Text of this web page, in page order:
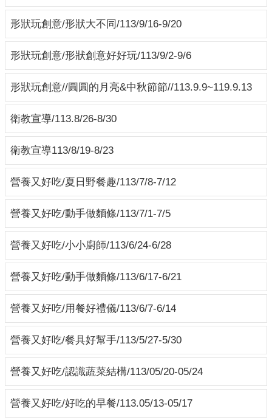
形狀玩創意/形狀大不同/113/9/16-9/20
形狀玩創意/形狀創意好好玩/113/9/2-9/6
形狀玩創意//圓圓的月亮&中秋節節//113.9.9~119.9.13
衛教宣導/113.8/26-8/30
衛教宣導113/8/19-8/23
營養又好吃/夏日野餐趣/113/7/8-7/12
營養又好吃/動手做麵條/113/7/1-7/5
營養又好吃/小小廚師/113/6/24-6/28
營養又好吃/動手做麵條/113/6/17-6/21
營養又好吃/用餐好禮儀/113/6/7-6/14
營養又好吃/餐具好幫手/113/5/27-5/30
營養又好吃/認識蔬菜結構/113/05/20-05/24
營養又好吃/好吃的早餐/113.05/13-05/17